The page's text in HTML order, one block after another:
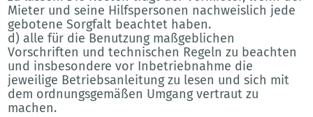
Mieter und seine Hilfspersonen nachweislich jede
gebotene Sorgfalt beachtet haben.
d) alle für die Benutzung maßgeblichen
Vorschriften und technischen Regeln zu beachten
und insbesondere vor Inbetriebnahme die
jeweilige Betriebsanleitung zu lesen und sich mit
dem ordnungsgemäßen Umgang vertraut zu
machen.